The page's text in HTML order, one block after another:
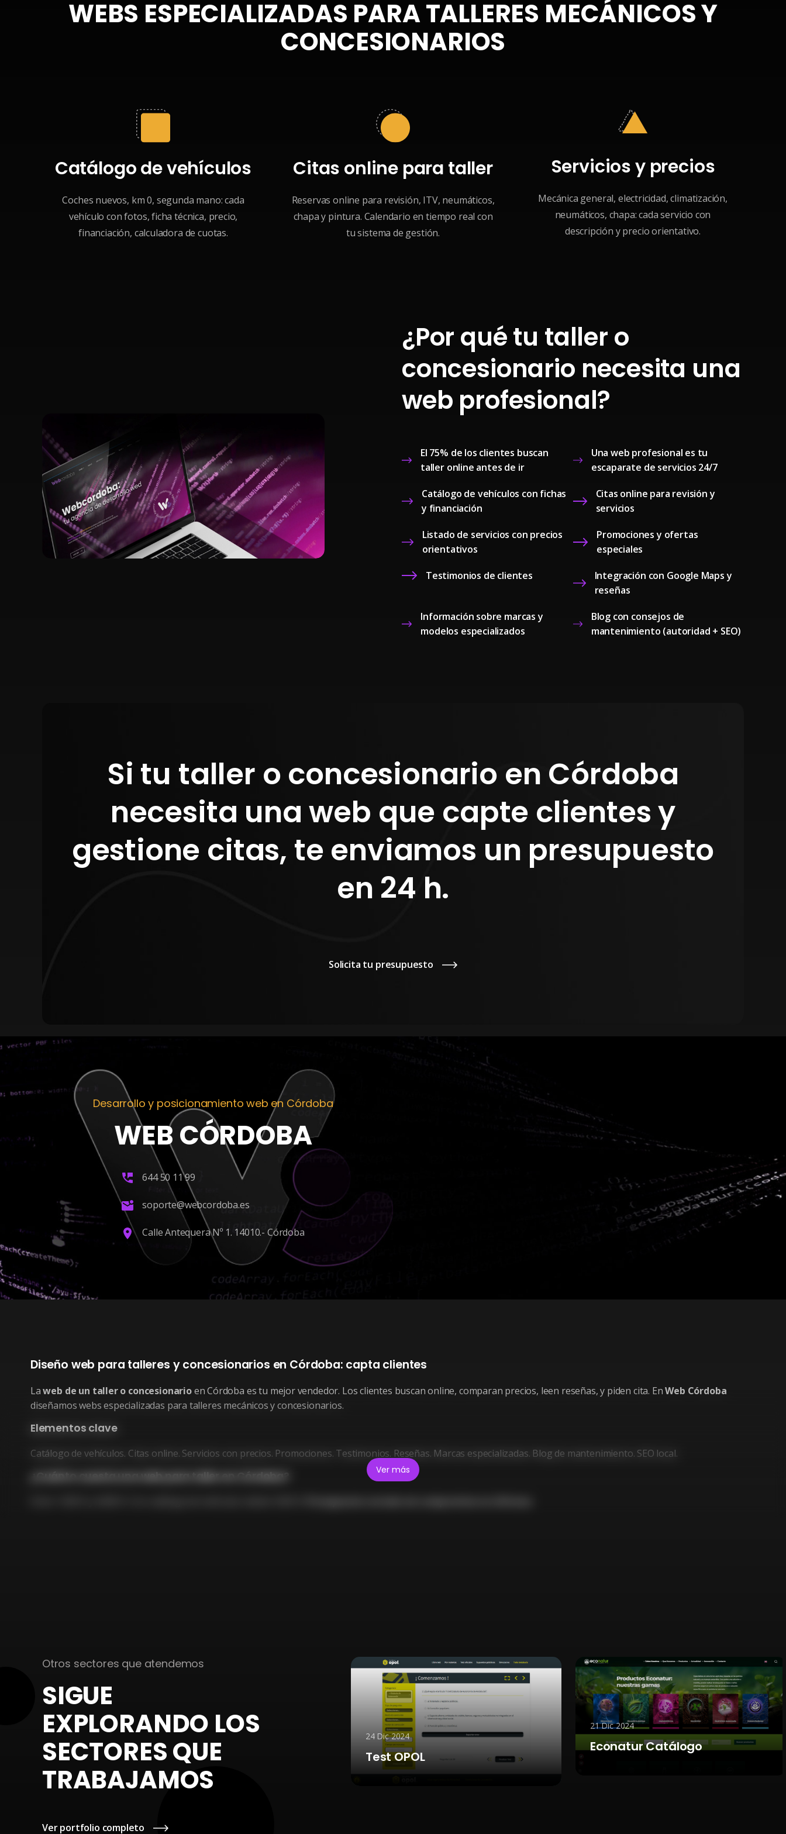
WEBS ESPECIALIZADAS PARA TALLERES MECÁNICOS Y
CONCESIONARIOS
Catálogo de vehículos
Coches nuevos, km 0, segunda mano: cada
vehículo con fotos, ficha técnica, precio,
financiación, calculadora de cuotas.
Citas online para taller
Reservas online para revisión, ITV, neumáticos,
chapa y pintura. Calendario en tiempo real con
tu sistema de gestión.
Servicios y precios
Mecánica general, electricidad, climatización,
neumáticos, chapa: cada servicio con
descripción y precio orientativo.
¿Por qué tu taller o
concesionario necesita una
web profesional?
El 75% de los clientes buscan
taller online antes de ir
Una web profesional es tu
escaparate de servicios 24/7
Catálogo de vehículos con fichas
y financiación
Citas online para revisión y
servicios
Listado de servicios con precios
orientativos
Promociones y ofertas
especiales
Testimonios de clientes
Integración con Google Maps y
reseñas
Información sobre marcas y
modelos especializados
Blog con consejos de
mantenimiento (autoridad + SEO)
Si tu taller o concesionario en Córdoba
necesita una web que capte clientes y
gestione citas, te enviamos un presupuesto
en 24 h.
Solicita tu presupuesto
Desarrollo y posicionamiento web en Córdoba
WEB CÓRDOBA
644 50 11 99
soporte@webcordoba.es
Calle Antequera Nº 1. 14010.- Córdoba
Diseño web para talleres y concesionarios en Córdoba: capta clientes
Laweb de un taller o concesionarioen Córdoba es tu mejor vendedor. Los clientes buscan online, comparan precios, leen reseñas, y piden cita. EnWeb Córdoba
diseñamos webs especializadas para talleres mecánicos y concesionarios.
Elementos clave
Catálogo de vehículos. Citas online. Servicios con precios. Promociones. Testimonios. Reseñas. Marcas especializadas. Blog de mantenimiento. SEO local.
¿Cuánto cuesta una web para taller en Córdoba? Ver más
Otros sectores que atendemos
SIGUE
EXPLORANDO LOS
SECTORES QUE
TRABAJAMOS
Ver portfolio completo
19 Jun 2026
Estudio Castelló Arquitectura
24 Dic 2024
Test OPOL
21 Dic 2024
Econatur Catálogo